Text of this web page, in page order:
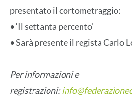
presentato il cortometraggio:
• ‘Il settanta percento’
• Sarà presente il regista Carlo
Per informazioni e
registrazioni: